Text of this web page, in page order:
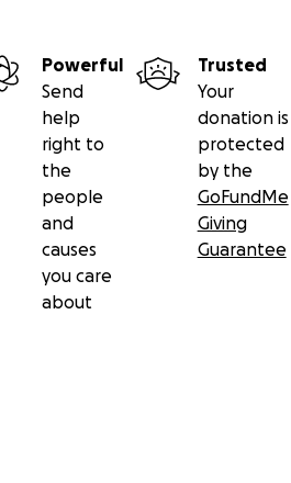
Powerful
Send
help
right to
the
people
and
causes
you care
about
Trusted
Your
donation is
protected
by the
GoFundMe
Giving
Guarantee